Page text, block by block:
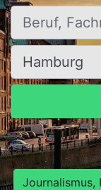
Beruf,
Ort, Stadt
Journalismus,